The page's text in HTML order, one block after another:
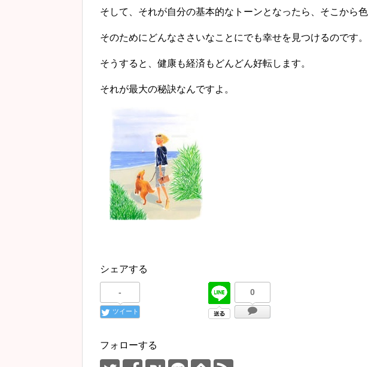
そして、それが自分の基本的なトーンとなったら、そこから
そのためにどんなささいなことにでも幸せを見つけるのです。
そうすると、健康も経済もどんどん好転します。
それが最大の秘訣なんですよ。
シェアする
-
ツイート
0
フォローする